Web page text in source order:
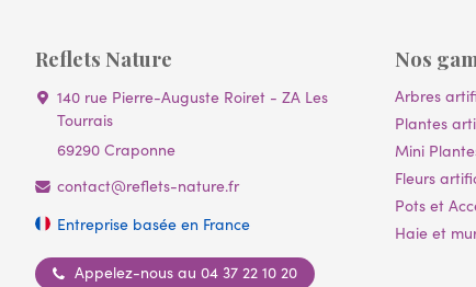
Reflets Nature
140 rue Pierre-Auguste Roiret - ZA Les
Tourrais
69290 Craponne
contact@reflets-nature.fr
Entreprise basée en France
Appelez-nous au 04 37 22 10 20
Nos
Arbres
Plantes
Mini
Fleurs
Pots et
Haie et